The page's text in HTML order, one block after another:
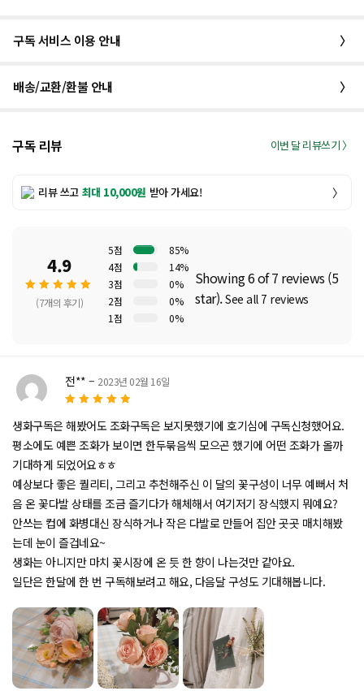
구독 서비스 이용 안내 〉
배송/교환/환불 안내 〉
구독 리뷰 이번 달 리뷰쓰기 〉
리뷰 쓰고 최대 10,000원 받아 가세요! 〉
4.9
됨
(7개의 후기)
5점
85%
4점
14%
3점
0%
2점
0%
1점
0%
Showing 6 of 7 reviews (5
star).See all 7 reviews
5
평가됨
전** – 2023년 02월 16일
생화구독은 해봤어도 조화구독은 보지못했기에 호기심에 구독신청했어요.
평소에도 예쁜 조화가 보이면 한두묶음씩 모으곤 했기에 어떤 조화가 올까
기대하게 되었어요ㅎㅎ
예상보다 좋은 퀄리티, 그리고 추천해주신 이 달의 꽃구성이 너무 예뻐서 처
음 온 꽃다발 상태를 조금 즐기다가 해체해서 여기저기 장식했지 뭐예요?
안쓰는 컵에 화병대신 장식하거나 작은 다발로 만들어 집안 곳곳 매치해봤
는데 눈이 즐겁네요~
생화는 아니지만 마치 꽃시장에 온 듯 한 향이 나는것만 같아요.
일단은 한달에 한 번 구독해보려고 해요, 다음달 구성도 기대해봅니다.